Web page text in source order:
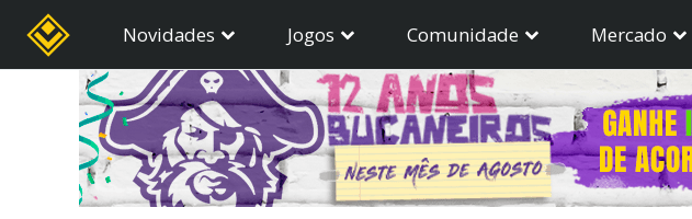
Novidades Jogos Comunidade Mercado